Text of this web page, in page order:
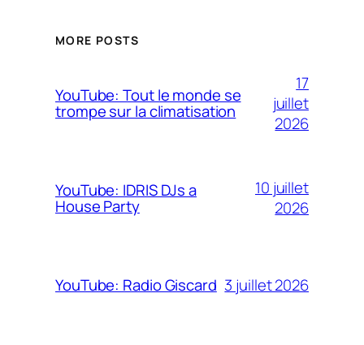
MORE POSTS
YouTube: Tout le monde se
trompe sur la climatisation
17
juillet
2026
YouTube: IDRIS DJs a
House Party
10 juillet
2026
YouTube: Radio Giscard 3 juillet 2026